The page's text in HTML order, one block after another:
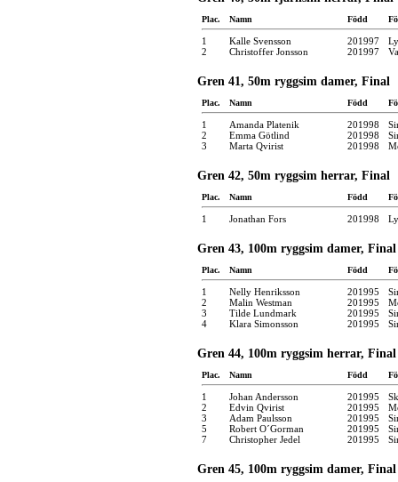
Plac. Namn Född
1 Kalle Svensson 201997
2
Christoffer Jonsson 201997
Gren 41, 50m ryggsim damer, Final
Plac. Namn Född
1 Amanda Platenik 201998
2
Emma Götlind 201998
3
Marta Qvirist 201998
Gren 42, 50m ryggsim herrar, Final
Plac. Namn Född
1 Jonathan Fors 201998
Gren 43, 100m ryggsim damer, Final
Plac. Namn Född
1 Nelly Henriksson 201995
2
Malin Westman 201995
3
Tilde Lundmark 201995
4
Klara Simonsson 201995
Gren 44, 100m ryggsim herrar, Final
Plac. Namn Född
1 Johan Andersson 201995
2
Edvin Qvirist 201995
3
Adam Paulsson 201995
5
Robert O´Gorman 201995
7
Christopher Jedel 201995
Gren 45, 100m ryggsim damer, Final